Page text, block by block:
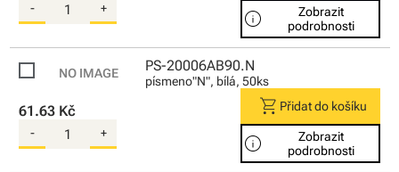
- + info
Zobrazit
podrobnosti
PS-20006AB90.N
písmeno"N", bílá, 50ks
61.63 Kč
- +
shopping_cart Přidat do košíku
info
Zobrazit
podrobnosti